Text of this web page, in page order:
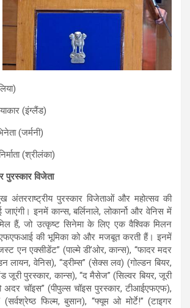
(इंग्लैंड)
(जर्मनी)
(श्रीलंका)
विजेता
अंतरराष्ट्रीय पुरस्कार विजेताओं और महोत्सव की
जाएंगी। इनमें कान्स, बर्लिनाले, लोकार्नो और वेनिस में
हैं, जो उत्कृष्ट सिनेमा के लिए एक वैश्विक मिलन
की भूमिका को और मजबूत करती हैं। इनमें
एन एक्सीडेंट” (पाल्मे डी’ओर, कान्स), “फादर मदर
लायन, वेनिस), “ड्रीम्स” (सेक्स लव) (गोल्डन बियर,
जूरी पुरस्कार, कान्स), “द मैसेज” (सिल्वर बियर, जूरी
अदर चॉइस” (पीपुल्स चॉइस पुरस्कार, टीआईएफएफ),
फिल्म, बुसान), “फ्यूम ओ मोर्टे!” (टाइगर